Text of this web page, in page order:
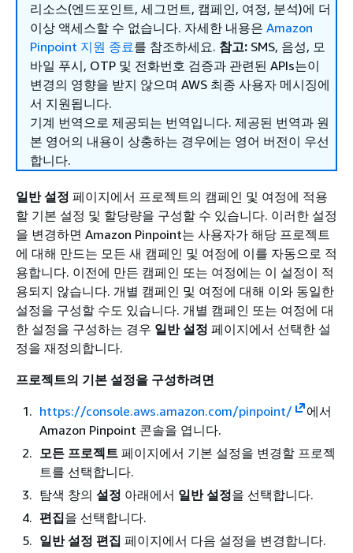
리소스(엔드포인트, 세그먼트, 캠페인, 여정, 분석)에 더
이상 액세스할 수 없습니다. 자세한 내용은 Amazon
Pinpoint 지원 종료를 참조하세요. 참고: SMS, 음성, 모
바일 푸시, OTP 및 전화번호 검증과 관련된 APIs는이
변경의 영향을 받지 않으며 AWS 최종 사용자 메시징에
서 지원됩니다.
기계 번역으로 제공되는 번역입니다. 제공된 번역과 원
본 영어의 내용이 상충하는 경우에는 영어 버전이 우선
합니다.
일반 설정 페이지에서 프로젝트의 캠페인 및 여정에 적용
할 기본 설정 및 할당량을 구성할 수 있습니다. 이러한 설정
을 변경하면 Amazon Pinpoint는 사용자가 해당 프로젝트
에 대해 만드는 모든 새 캠페인 및 여정에 이를 자동으로 적
용합니다. 이전에 만든 캠페인 또는 여정에는 이 설정이 적
용되지 않습니다. 개별 캠페인 및 여정에 대해 이와 동일한
설정을 구성할 수도 있습니다. 개별 캠페인 또는 여정에 대
한 설정을 구성하는 경우 일반 설정 페이지에서 선택한 설
정을 재정의합니다.
프로젝트의 기본 설정을 구성하려면
https://console.aws.amazon.com/pinpoint/
에서
Amazon Pinpoint 콘솔을 엽니다.
모든 프로젝트 페이지에서 기본 설정을 변경할 프로젝
트를 선택합니다.
탐색 창의 설정 아래에서 일반 설정을 선택합니다.
편집을 선택합니다.
일반 설정 편집 페이지에서 다음 설정을 변경합니다.